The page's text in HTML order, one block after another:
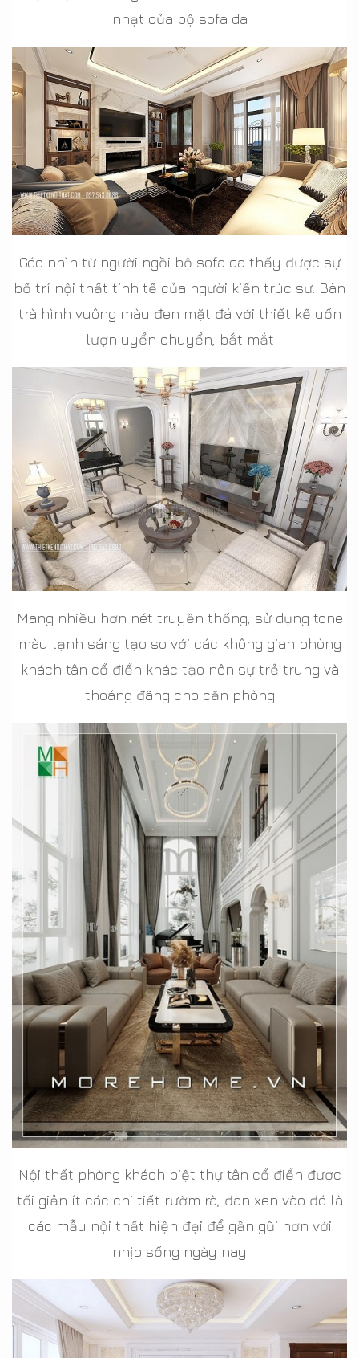
nhạt của bộ sofa da
Góc nhìn từ người ngồi bộ sofa da thấy được sự
bố trí nội thất tinh tế của người kiến trúc sư. Bàn
trà hình vuông màu đen mặt đá với thiết kế uốn
lượn uyển chuyển, bắt mắt
Mang nhiều hơn nét truyền thống, sử dụng tone
màu lạnh sáng tạo so với các không gian phòng
khách tân cổ điển khác tạo nên sự trẻ trung và
thoáng đãng cho căn phòng
Nội thất phòng khách biệt thự tân cổ điển được
tối giản ít các chi tiết rườm rà, đan xen vào đó là
các mẫu nội thất hiện đại để gần gũi hơn với
nhịp sống ngày nay